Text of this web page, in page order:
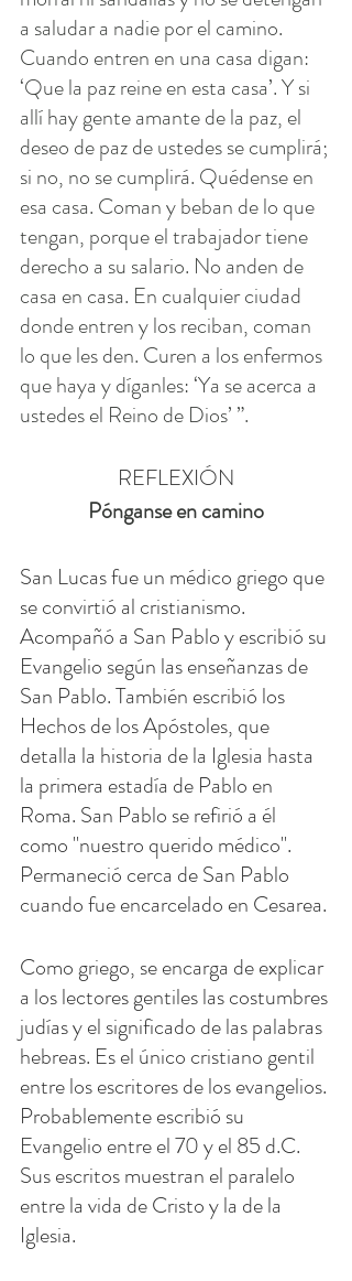
a saludar a nadie por el camino.
Cuando entren en una casa digan:
‘Que la paz reine en esta casa’. Y si
allí hay gente amante de la paz, el
deseo de paz de ustedes se cumplirá;
si no, no se cumplirá. Quédense en
esa casa. Coman y beban de lo que
tengan, porque el trabajador tiene
derecho a su salario. No anden de
casa en casa. En cualquier ciudad
donde entren y los reciban, coman
lo que les den. Curen a los enfermos
que haya y díganles: ‘Ya se acerca a
ustedes el Reino de Dios’ ”.
REFLEXIÓN
Pónganse en camino
San Lucas fue un médico griego que
se convirtió al cristianismo.
Acompañó a San Pablo y escribió su
Evangelio según las enseñanzas de
San Pablo. También escribió los
Hechos de los Apóstoles, que
detalla la historia de la Iglesia hasta
la primera estadía de Pablo en
Roma. San Pablo se refirió a él
como "nuestro querido médico".
Permaneció cerca de San Pablo
cuando fue encarcelado en Cesarea.
Como griego, se encarga de explicar
a los lectores gentiles las costumbres
judías y el significado de las palabras
hebreas. Es el único cristiano gentil
entre los escritores de los evangelios.
Probablemente escribió su
Evangelio entre el 70 y el 85 d.C.
Sus escritos muestran el paralelo
entre la vida de Cristo y la de la
Iglesia.